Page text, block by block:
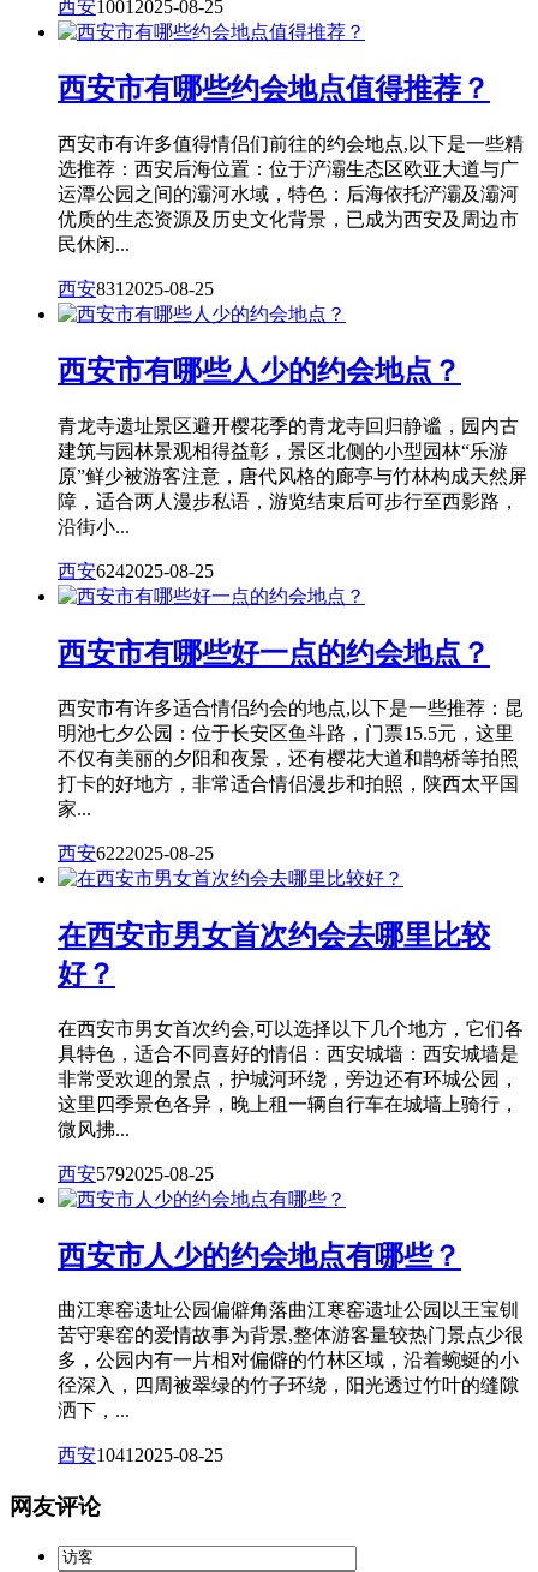
西安1001 2025-08-25
西安市有哪些约会地点值得推荐？
西安市有许多值得情侣们前往的约会地点,以下是一些精
选推荐：西安后海位置：位于浐灞生态区欧亚大道与广
运潭公园之间的灞河水域，特色：后海依托浐灞及灞河
优质的生态资源及历史文化背景，已成为西安及周边市
民休闲...
西安831 2025-08-25
西安市有哪些人少的约会地点？
青龙寺遗址景区避开樱花季的青龙寺回归静谧，园内古
建筑与园林景观相得益彰，景区北侧的小型园林“乐游
原”鲜少被游客注意，唐代风格的廊亭与竹林构成天然屏
障，适合两人漫步私语，游览结束后可步行至西影路，
沿街小...
西安6242025-08-25
西安市有哪些好一点的约会地点？
西安市有许多适合情侣约会的地点,以下是一些推荐：昆
明池七夕公园：位于长安区鱼斗路，门票15.5元，这里
不仅有美丽的夕阳和夜景，还有樱花大道和鹊桥等拍照
打卡的好地方，非常适合情侣漫步和拍照，陕西太平国
家...
西安6222025-08-25
在西安市男女首次约会去哪里比较
好？
在西安市男女首次约会,可以选择以下几个地方，它们各
具特色，适合不同喜好的情侣：西安城墙：西安城墙是
非常受欢迎的景点，护城河环绕，旁边还有环城公园，
这里四季景色各异，晚上租一辆自行车在城墙上骑行，
微风拂...
西安5792025-08-25
西安市人少的约会地点有哪些？
曲江寒窑遗址公园偏僻角落曲江寒窑遗址公园以王宝钏
苦守寒窑的爱情故事为背景,整体游客量较热门景点少很
多，公园内有一片相对偏僻的竹林区域，沿着蜿蜒的小
径深入，四周被翠绿的竹子环绕，阳光透过竹叶的缝隙
洒下，...
西安10412025-08-25
网友评论